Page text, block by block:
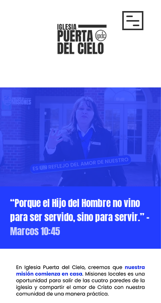
“Porque el Hijo del Hombre no vino
para ser servido, sino para servir.” –
Marcos 10:45